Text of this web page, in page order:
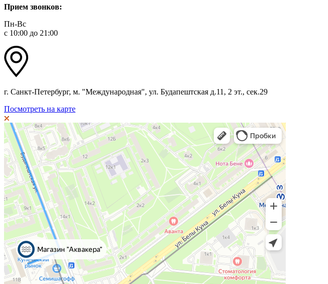
Прием звонков:
Пн-Вс
с 10:00 до 21:00
г. Санкт-Петербург, м. "Международная", ул. Будапештская д.11, 2 эт., сек.29
Посмотреть на карте